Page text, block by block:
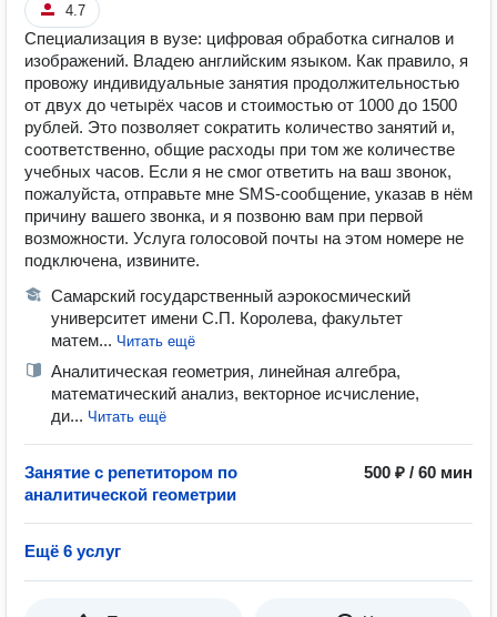
4.7
Специализация в вузе: цифровая обработка сигналов и
изображений. Владею английским языком. Как правило, я
провожу индивидуальные занятия продолжительностью
от двух до четырёх часов и стоимостью от 1000 до 1500
рублей. Это позволяет сократить количество занятий и,
соответственно, общие расходы при том же количестве
учебных часов. Если я не смог ответить на ваш звонок,
пожалуйста, отправьте мне SMS-сообщение, указав в нём
причину вашего звонка, и я позвоню вам при первой
возможности. Услуга голосовой почты на этом номере не
подключена, извините.
Самарский государственный аэрокосмический
университет имени С.П. Королева, факультет
матем... Читать ещё
Аналитическая геометрия, линейная алгебра,
математический анализ, векторное исчисление,
ди... Читать ещё
Занятие с репетитором по
аналитической геометрии
500 ₽ / 60 мин
Ещё 6 услуг